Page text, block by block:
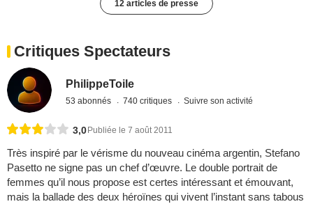
12 articles de presse
Critiques Spectateurs
PhilippeToile
53 abonnés 740 critiques Suivre son activité
3,0Publiée le 7 août 2011
Très inspiré par le vérisme du nouveau cinéma argentin, Stefano
Pasetto ne signe pas un chef d’œuvre. Le double portrait de
femmes qu’il nous propose est certes intéressant et émouvant,
mais la ballade des deux héroïnes qui vivent l’instant sans tabous